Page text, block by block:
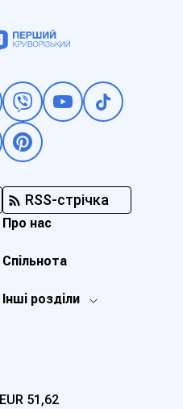
RSS-стрічка
Інші розділи
Про нас
Спільнота
EUR 51,62